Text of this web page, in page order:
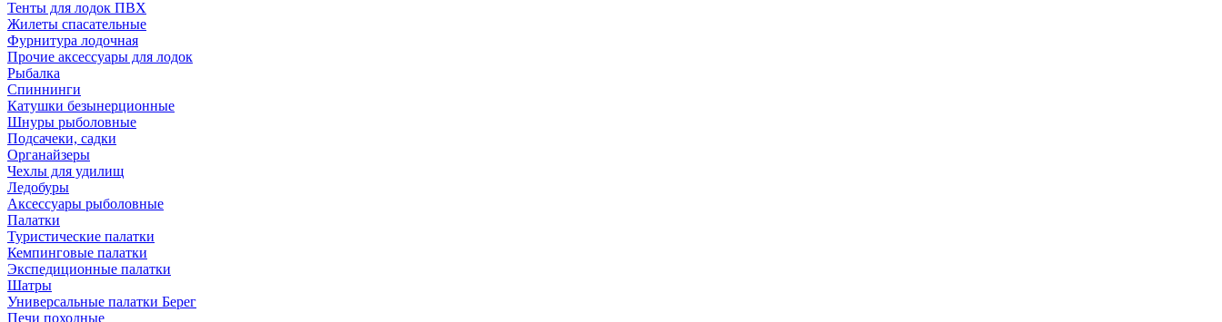
Тенты для лодок ПВХ
Жилеты спасательные
Фурнитура лодочная
Прочие аксессуары для лодок
Рыбалка
Спиннинги
Катушки безынерционные
Шнуры рыболовные
Подсачеки, садки
Органайзеры
Чехлы для удилищ
Ледобуры
Аксессуары рыболовные
Палатки
Туристические палатки
Кемпинговые палатки
Экспедиционные палатки
Шатры
Универсальные палатки Берег
Печи походные